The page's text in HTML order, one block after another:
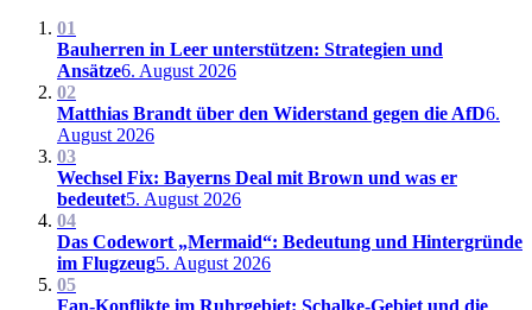
01
Bauherren in Leer unterstützen: Strategien und
Ansätze6. August 2026
02
Matthias Brandt über den Widerstand gegen die AfD6.
August 2026
03
Wechsel Fix: Bayerns Deal mit Brown und was er
bedeutet5. August 2026
04
Das Codewort „Mermaid“: Bedeutung und Hintergründe
im Flugzeug5. August 2026
05
Fan-Konflikte im Ruhrgebiet: Schalke-Gebiet und die